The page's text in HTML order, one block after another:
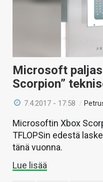
Microsoft
Scorpion”
7.4.2017 - 17:58 /
Microsoftin Xbox
TFLOPSin edestä
tänä vuonna.
Lue lisää